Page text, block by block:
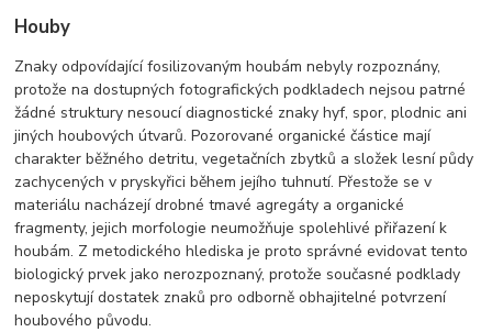
Houby
Znaky odpovídající fosilizovaným houbám nebyly rozpoznány,
protože na dostupných fotografických podkladech nejsou patrné
žádné struktury nesoucí diagnostické znaky hyf, spor, plodnic ani
jiných houbových útvarů. Pozorované organické částice mají
charakter běžného detritu, vegetačních zbytků a složek lesní půdy
zachycených v pryskyřici během jejího tuhnutí. Přestože se v
materiálu nacházejí drobné tmavé agregáty a organické
fragmenty, jejich morfologie neumožňuje spolehlivé přiřazení k
houbám. Z metodického hlediska je proto správné evidovat tento
biologický prvek jako nerozpoznaný, protože současné podklady
neposkytují dostatek znaků pro odborně obhajitelné potvrzení
houbového původu.